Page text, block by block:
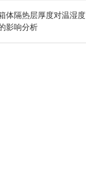
体隔热层厚度对温湿度
影响分析